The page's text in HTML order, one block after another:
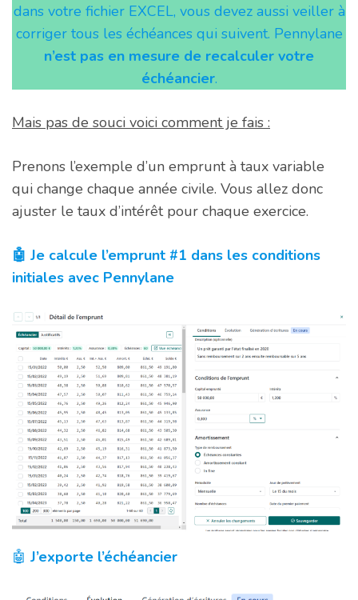
dans votre fichier EXCEL, vous devez aussi veiller à
corriger tous les échéances qui suivent. Pennylane
n’est pas en mesure de recalculer votre
échéancier.
Mais pas de souci voici comment je fais :
Prenons l’exemple d’un emprunt à taux variable
qui change chaque année civile. Vous allez donc
ajuster le taux d’intérêt pour chaque exercice.
🤖 Je calcule l’emprunt #1 dans les conditions
initiales avec Pennylane
🤖 J’exporte l’échéancier